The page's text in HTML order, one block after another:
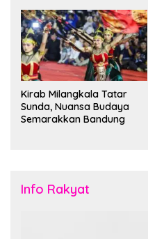
Kirab Milangkala Tatar
Sunda, Nuansa Budaya
Semarakkan Bandung
Info Rakyat